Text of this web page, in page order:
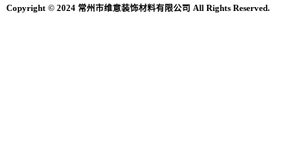
Copyright © 2024 常州市维意装饰材料有限公司 All Rights Reserved.